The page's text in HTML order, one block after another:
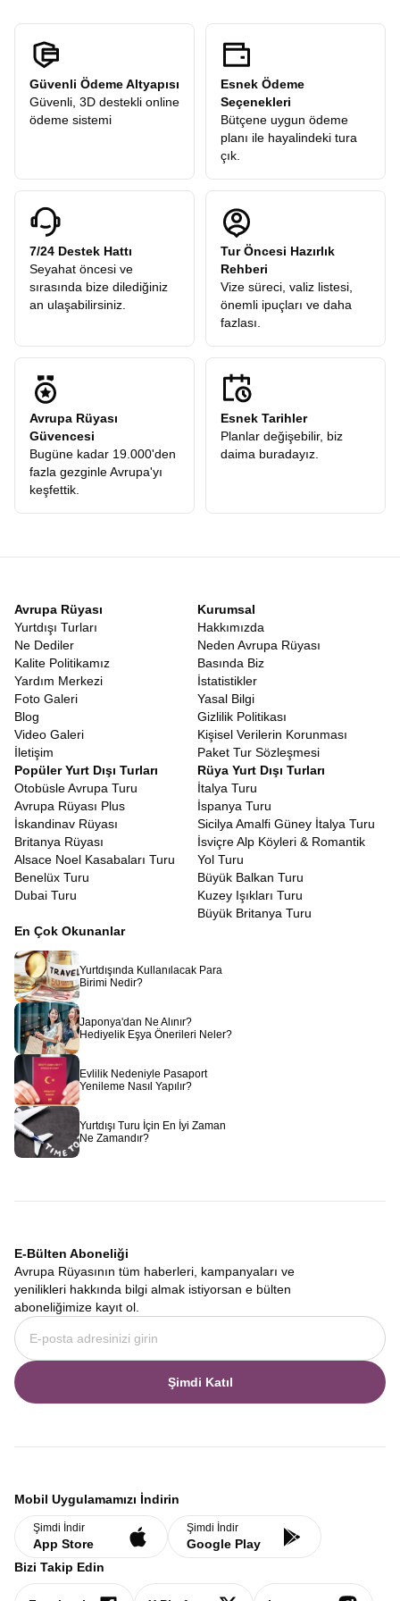
Güvenli Ödeme Altyapısı
Güvenli, 3D destekli online
ödeme sistemi
Esnek Ödeme
Seçenekleri
Bütçene uygun ödeme
planı ile hayalindeki tura
çık.
7/24 Destek Hattı
Seyahat öncesi ve
sırasında bize dilediğiniz
an ulaşabilirsiniz.
Tur Öncesi Hazırlık
Rehberi
Vize süreci, valiz listesi,
önemli ipuçları ve daha
fazlası.
Avrupa Rüyası
Güvencesi
Bugüne kadar 19.000'den
fazla gezginle Avrupa'yı
keşfettik.
Esnek Tarihler
Planlar değişebilir, biz
daima buradayız.
Avrupa Rüyası
Yurtdışı Turları
Ne Dediler
Kalite Politikamız
Yardım Merkezi
Foto Galeri
Blog
Video Galeri
İletişim
Kurumsal
Hakkımızda
Neden Avrupa Rüyası
Basında Biz
İstatistikler
Yasal Bilgi
Gizlilik Politikası
Kişisel Verilerin Korunması
Paket Tur Sözleşmesi
Popüler Yurt Dışı Turları
Otobüsle Avrupa Turu
Avrupa Rüyası Plus
İskandinav Rüyası
Britanya Rüyası
Alsace Noel Kasabaları Turu
Benelüx Turu
Dubai Turu
Rüya Yurt Dışı Turları
İtalya Turu
İspanya Turu
Sicilya Amalfi Güney İtalya Turu
İsviçre Alp Köyleri & Romantik
Yol Turu
Büyük Balkan Turu
Kuzey Işıkları Turu
Büyük Britanya Turu
En Çok Okunanlar
Yurtdışında Kullanılacak Para
Birimi Nedir?
Japonya'dan Ne Alınır?
Hediyelik Eşya Önerileri Neler?
Evlilik Nedeniyle Pasaport
Yenileme Nasıl Yapılır?
Yurtdışı Turu İçin En İyi Zaman
Ne Zamandır?
E-Bülten Aboneliği
Avrupa Rüyasının tüm haberleri, kampanyaları ve
yenilikleri hakkında bilgi almak istiyorsan e bülten
aboneliğimize kayıt ol.
Şimdi Katıl
Mobil Uygulamamızı İndirin
Şimdi İndir
App Store
Şimdi İndir
Google Play
Bizi Takip Edin